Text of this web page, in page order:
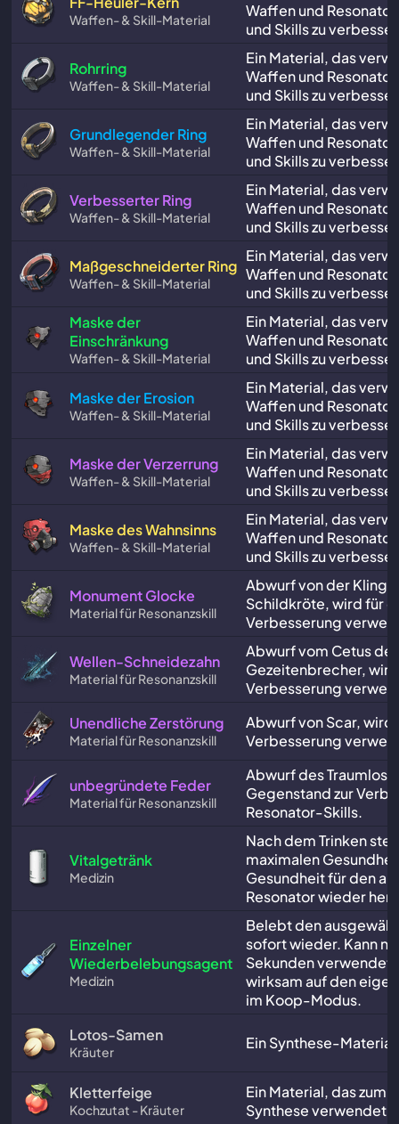
Waffen- & Skill-Material
Waffen und
und Skills zu
Rohrring
Waffen- & Skill-Material
Ein Material, das
Waffen und
und Skills zu
Grundlegender Ring
Waffen- & Skill-Material
Ein Material, das
Waffen und
und Skills zu
Verbesserter Ring
Waffen- & Skill-Material
Ein Material, das
Waffen und
und Skills zu
Maßgeschneiderter Ring
Waffen- & Skill-Material
Ein Material, das
Waffen und
und Skills zu
Maske der
Einschränkung
Waffen- & Skill-Material
Ein Material, das
Waffen und
und Skills zu
Maske der Erosion
Waffen- & Skill-Material
Ein Material, das
Waffen und
und Skills zu
Maske der Verzerrung
Waffen- & Skill-Material
Ein Material, das
Waffen und
und Skills zu
Maske des Wahnsinns
Waffen- & Skill-Material
Ein Material, das
Waffen und
und Skills zu
Monument Glocke
Material für Resonanzskill
Abwurf von der
Schildkröte, wird für
Verbesserung
Wellen-Schneidezahn
Material für Resonanzskill
Abwurf vom Cetus der
Gezeitenbrecher,
Verbesserung
Unendliche Zerstörung
Material für Resonanzskill
Abwurf von Scar,
Verbesserung
unbegründete Feder
Material für Resonanzskill
Abwurf des
Gegenstand zur
Resonator-Skills.
Vitalgetränk
Medizin
Nach dem Trinken
maximalen
Gesundheit für den
Resonator wieder her.
Einzelner
Wiederbelebungsagent
Medizin
Belebt den
sofort wieder. Kann
Sekunden verwendet
wirksam auf den
im Koop-Modus.
Lotos-Samen
Kräuter Ein Synthese-Material.
Kletterfeige
Kochzutat - Kräuter
Ein Material, das zum
Synthese verwendet